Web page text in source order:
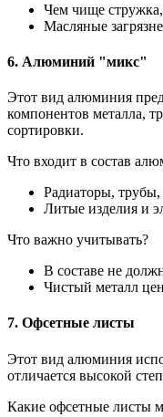
Чем чище
Масляные
6. Алюминий "микс"
Этот вид алюминия
компонентов металла,
сортировки.
Что входит в состав
Радиаторы,
Литые изделия и
Что важно учитывать?
В составе не
Чистый металл
7. Офсетные листы
Этот вид алюминия
отличается высокой
Какие офсетные листы